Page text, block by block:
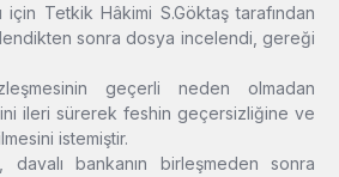
için Tetkik Hâkimi S.Göktaş tarafından
sonra dosya incelendi, gereği
geçerli neden olmadan
ileri sürerek feshin geçersizliğine ve
istemiştir.
davalı bankanın birleşmeden sonra